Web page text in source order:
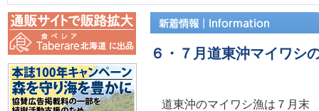
６・７月道東沖マイワシ
道東沖のマイワシ漁は７月末